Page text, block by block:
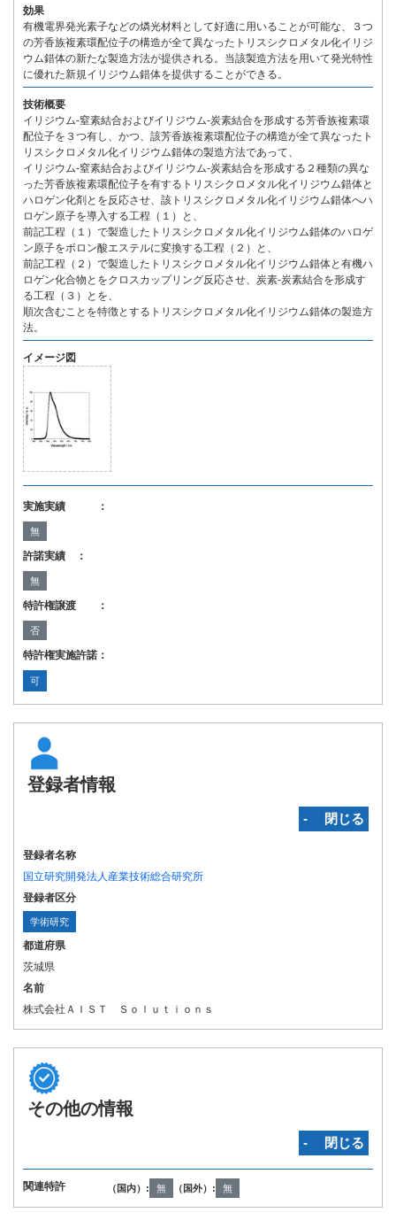
効果
有機電界発光素子などの燐光材料として好適に用いることが可能な、３つ
の芳香族複素環配位子の構造が全て異なったトリスシクロメタル化イリジ
ウム錯体の新たな製造方法が提供される。当該製造方法を用いて発光特性
に優れた新規イリジウム錯体を提供することができる。
技術概要
イリジウム-窒素結合およびイリジウム-炭素結合を形成する芳香族複素環
配位子を３つ有し、かつ、該芳香族複素環配位子の構造が全て異なったト
リスシクロメタル化イリジウム錯体の製造方法であって、
イリジウム-窒素結合およびイリジウム-炭素結合を形成する２種類の異な
った芳香族複素環配位子を有するトリスシクロメタル化イリジウム錯体と
ハロゲン化剤とを反応させ、該トリスシクロメタル化イリジウム錯体へハ
ロゲン原子を導入する工程（１）と、
前記工程（１）で製造したトリスシクロメタル化イリジウム錯体のハロゲ
ン原子をボロン酸エステルに変換する工程（２）と、
前記工程（２）で製造したトリスシクロメタル化イリジウム錯体と有機ハ
ロゲン化合物とをクロスカップリング反応させ、炭素-炭素結合を形成す
る工程（３）とを、
順次含むことを特徴とするトリスシクロメタル化イリジウム錯体の製造方
法。
イメージ図
実施実績 ：
無
許諾実績 ：
無
特許権譲渡 ：
否
特許権実施許諾：
可
登録者情報
‐ 閉じる
登録者名称
国立研究開発法人産業技術総合研究所
登録者区分
学術研究
都道府県
茨城県
名前
株式会社ＡＩＳＴ Ｓｏｌｕｔｉｏｎｓ
その他の情報
‐ 閉じる
関連特許 （国内）: 無 （国外）: 無